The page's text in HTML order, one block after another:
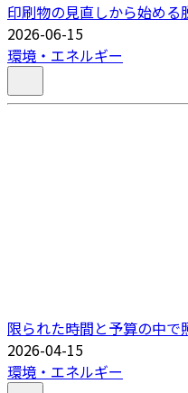
印刷物の見直しから始める
2026-06-15
環境・エネルギー
限られた時間と予算の中で
2026-04-15
環境・エネルギー